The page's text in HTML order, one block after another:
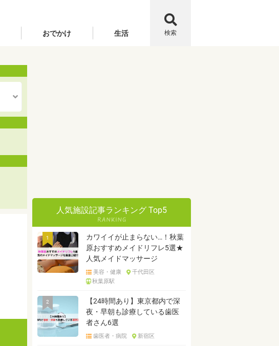
おでかけ 生活 検索
人気施設記事ランキング Top5
1
カワイイが止まらない…！秋葉
原おすすめメイドリフレ5選★
人気メイドマッサージ
美容・健康
千代田区
秋葉原駅
2
【24時間あり】東京都内で深
夜・早朝も診療している歯医
者さん6選
歯医者・病院 新宿区